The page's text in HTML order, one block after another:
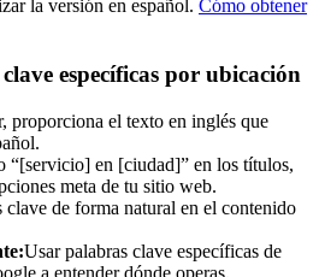
la versión en español. Cómo obtener
específicas por ubicación
proporciona el texto en inglés que
“[servicio] en [ciudad]” en los títulos,
meta de tu sitio web.
clave de forma natural en el contenido
Usar palabras clave específicas de
a entender dónde operas,